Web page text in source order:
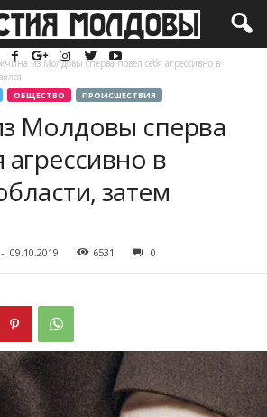
из Молдовы сперва повел себя агрессивно в
ОБЩЕСТВО ПРОИСШЕСТВИЯ
Молдовы сперва
агрессивно в
затем
- 09.10.2019 6531 0